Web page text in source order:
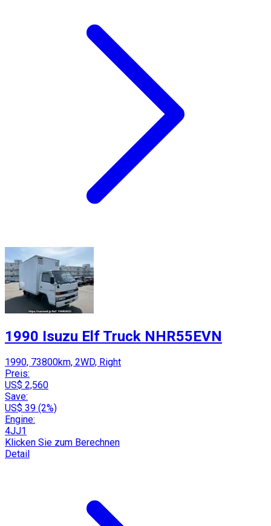
1990 Isuzu Elf Truck NHR55EVN
1990, 73800km, 2WD, Right
Preis:
US$ 2,560
Save:
US$ 39 (2%)
Engine:
4JJ1
Klicken Sie zum Berechnen
Detail